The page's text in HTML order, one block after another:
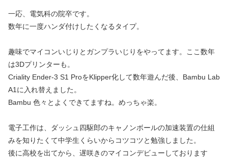
一応、電気科の院卒です。
数年に一度ハンダ付けしたくなるタイプ。
趣味でマイコンいじりとガンプラいじりをやってます。ここ数年
は3Dプリンターも。
Criality Ender-3 S1 ProをKlipper化して数年遊んだ後、Bambu Lab
A1に入れ替えました。
Bambu 色々とよくできてますね。めっちゃ楽。
電子工作は、ダッシュ四駆郎のキャノンボールの加速装置の仕組
みを知りたくて中学生くらいからコツコツと勉強しました。
後に高校を出てから、遅咲きのマイコンデビューしております